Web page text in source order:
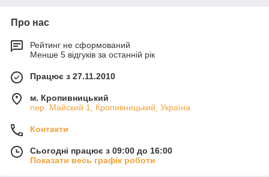
Про нас
Рейтинг не сформований
Менше 5 відгуків за останній рік
Працює з 27.11.2010
м. Кропивницький
пер. Майский 1, Кропивницький, Україна
Контакти
Сьогодні працює з 09:00 до 16:00
Показати весь графік роботи